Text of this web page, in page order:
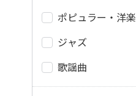
ポピュラー・洋楽
ジャズ
歌謡曲